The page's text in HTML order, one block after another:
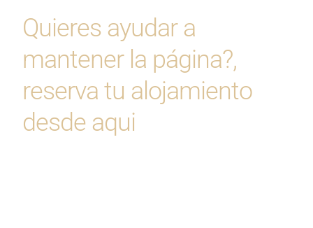
Quieres ayudar a
mantener la página?,
reserva tu alojamiento
desde aqui